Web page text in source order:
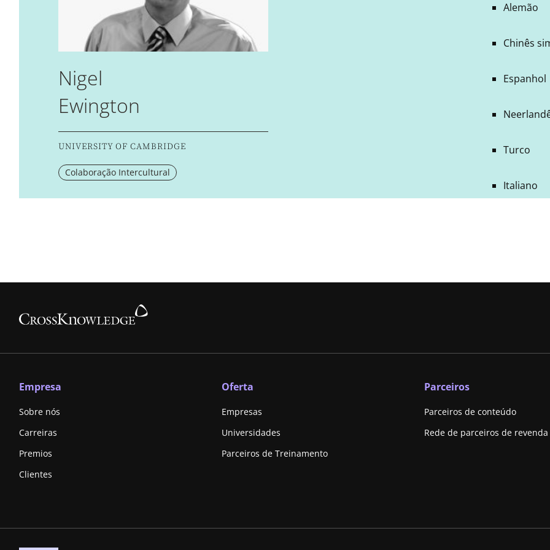
Nigel
Ewington
UNIVERSITY OF CAMBRIDGE
Colaboração Intercultural
Alemão
Chinês
Espanhol
Turco
Italiano
Empresa
Sobre nós
Carreiras
Premios
Clientes
Oferta
Empresas
Universidades
Parceiros de Treinamento
Parceiros
Parceiros de conteúdo
Rede de parceiros de revenda